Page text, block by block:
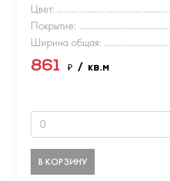
Цвет:
Покрытие:
Ширина общая:
861 ₽ / кв.м
В КОРЗИНУ